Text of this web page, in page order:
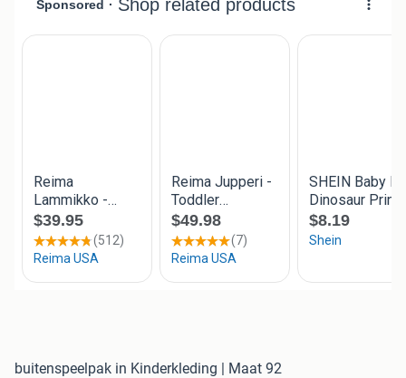
buitenspeelpak in Kinderkleding | Maat 92